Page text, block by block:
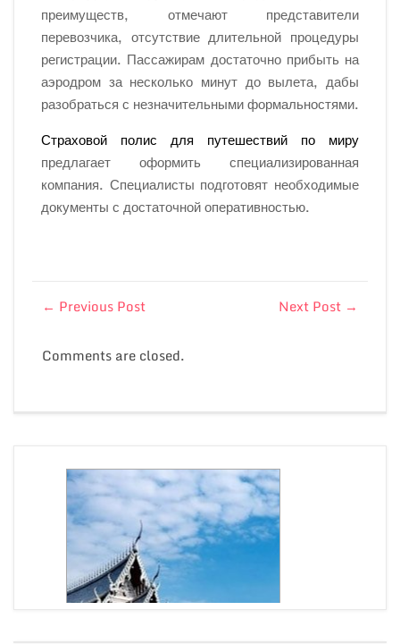
преимуществ, отмечают представители
перевозчика, отсутствие длительной процедуры
регистрации. Пассажирам достаточно прибыть на
аэродром за несколько минут до вылета, дабы
разобраться с незначительными формальностями.
Страховой полис для путешествий по миру
предлагает оформить специализированная
компания. Специалисты подготовят необходимые
документы с достаточной оперативностью.
← Previous Post Next Post →
Comments are closed.